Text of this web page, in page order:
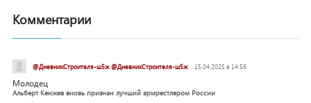
Комментарии
@ДневникСтроителя-ш5ж @ДневникСтроителя-ш5ж 15.04.2025 в 14:56
Молодец
Альберт Кенжев вновь признан лучший армрестлером России